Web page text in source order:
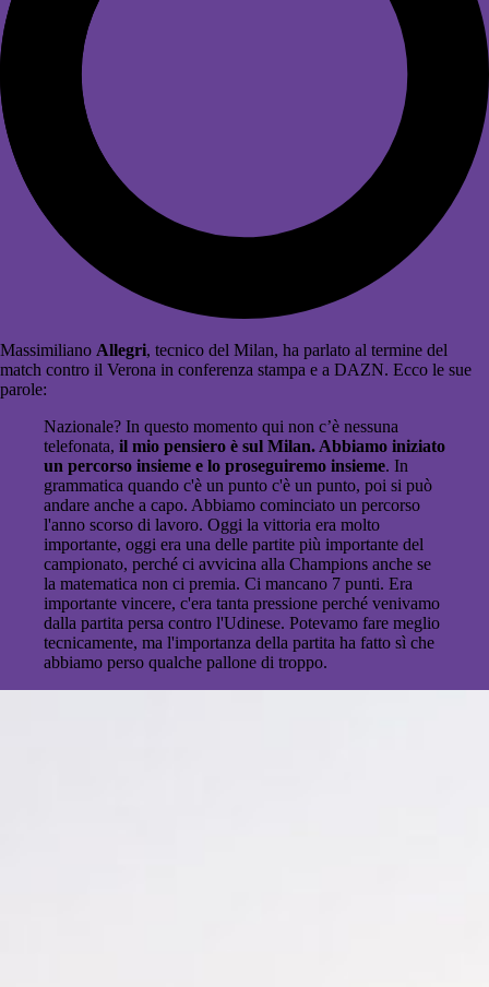
Massimiliano Allegri, tecnico del Milan, ha parlato al termine del
match contro il Verona in conferenza stampa e a DAZN. Ecco le sue
parole:
Nazionale? In questo momento qui non c’è nessuna
telefonata, il mio pensiero è sul Milan. Abbiamo iniziato
un percorso insieme e lo proseguiremo insieme. In
grammatica quando c'è un punto c'è un punto, poi si può
andare anche a capo. Abbiamo cominciato un percorso
l'anno scorso di lavoro. Oggi la vittoria era molto
importante, oggi era una delle partite più importante del
campionato, perché ci avvicina alla Champions anche se
la matematica non ci premia. Ci mancano 7 punti. Era
importante vincere, c'era tanta pressione perché venivamo
dalla partita persa contro l'Udinese. Potevamo fare meglio
tecnicamente, ma l'importanza della partita ha fatto sì che
abbiamo perso qualche pallone di troppo.